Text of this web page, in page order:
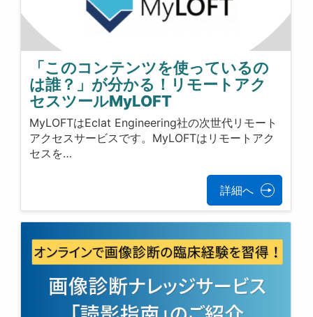
「このコンテンツを使っているの
は誰？」が分かる！リモートアク
セスツールMyLOFT
MyLOFTはEclat Engineering社の次世代リモート
アクセスサービスです。MyLOFTはリモートアク
セスを…
詳細へ